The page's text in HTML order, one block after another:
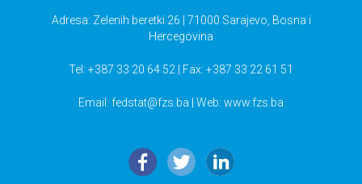
Adresa: Zelenih beretki 26 | 71000 Sarajevo, Bosna i
Hercegovina
Tel: +387 33 20 64 52 | Fax: +387 33 22 61 51
Email: fedstat@fzs.ba | Web: www.fzs.ba